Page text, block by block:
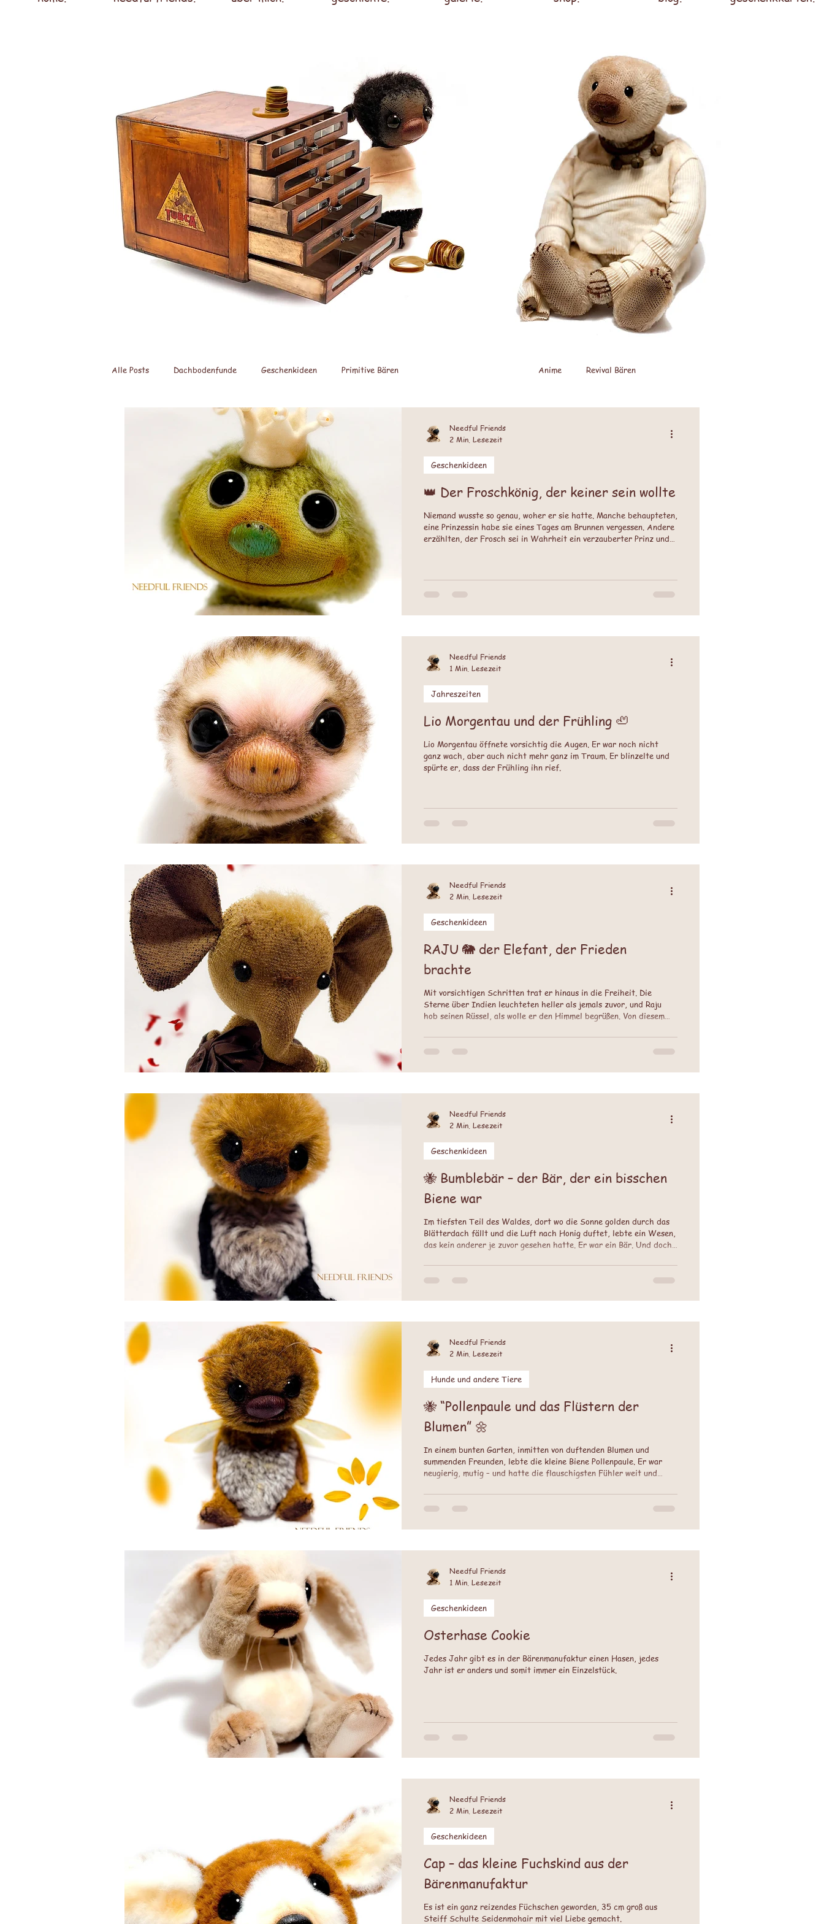
Alle Posts Dachbodenfunde Geschenkideen Primitive Bären Anime Revival Bären
Panda Bären Jahreszeiten
Nähmaschinen
👑 Der Froschkönig, der keiner sein wollte
Niemand wusste so genau, woher er sie hatte. Manche behaupteten,
eine Prinzessin habe sie eines Tages am Brunnen vergessen. Andere
erzählten, der Frosch sei in Wahrheit ein verzauberter Prinz und
Geschenkideen
Needful Friends
2 Min. Lesezeit
Lio Morgentau und der Frühling 🦥
Lio Morgentau öffnete vorsichtig die Augen. Er war noch nicht
ganz wach, aber auch nicht mehr ganz im Traum. Er blinzelte und
spürte er, dass der Frühling ihn rief.
Jahreszeiten
Needful Friends
1 Min. Lesezeit
RAJU 🐘 der Elefant, der Frieden
brachte
Mit vorsichtigen Schritten trat er hinaus in die Freiheit. Die
Sterne über Indien leuchteten heller als jemals zuvor, und Raju
hob seinen Rüssel, als wolle er den Himmel begrüßen. Von diesem
seines Überlebens.
Geschenkideen
Needful Friends
2 Min. Lesezeit
🐝 Bumblebär – der Bär, der ein bisschen
Biene war
Im tiefsten Teil des Waldes, dort wo die Sonne golden durch das
Blätterdach fällt und die Luft nach Honig duftet, lebte ein Wesen,
das kein anderer je zuvor gesehen hatte. Er war ein Bär. Und doch
Bumblebär. Denn Bumblebär war ganz anders als die anderen
bisschen an eine Sommerbiene erinnerte. S
Geschenkideen
Needful Friends
2 Min. Lesezeit
🐝 “Pollenpaule und das Flüstern der
Blumen” 🌼
In einem bunten Garten, inmitten von duftenden Blumen und
summenden Freunden, lebte die kleine Biene Pollenpaule. Er war
neugierig, mutig – und hatte die flauschigsten Fühler weit und
half den Pflanzen, Samen zu bilden. Er liebte es, wenn der Wind
weniger geworden. Die Luft roch nach et
Hunde und andere Tiere
Needful Friends
2 Min. Lesezeit
Osterhase Cookie
Jedes Jahr gibt es in der Bärenmanufaktur einen Hasen, jedes
Jahr ist er anders und somit immer ein Einzelstück.
Geschenkideen
Needful Friends
1 Min. Lesezeit
Cap – das kleine Fuchskind aus der
Bärenmanufaktur
Es ist ein ganz reizendes Füchschen geworden, 35 cm groß aus
Steiff Schulte Seidenmohair mit viel Liebe gemacht.
Geschenkideen
Needful Friends
2 Min. Lesezeit